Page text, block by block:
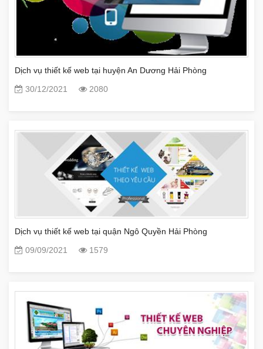
Dịch vụ thiết kế web tại huyện An Dương Hải Phòng
30/12/2021
2080
Dịch vụ thiết kế web tại quận Ngô Quyền Hải Phòng
09/09/2021
1579